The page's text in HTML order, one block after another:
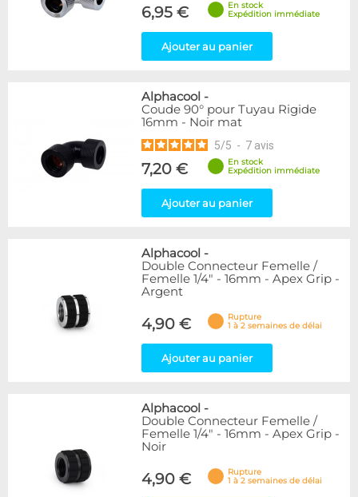
6,95 €
En stock
Expédition immédiate
Ajouter au panier
Alphacool -
Coude 90° pour Tuyau Rigide
16mm - Noir mat
5/5 - 7 avis
7,20 €
En stock
Expédition immédiate
Ajouter au panier
Alphacool -
Double Connecteur Femelle /
Femelle 1/4" - 16mm - Apex Grip -
Argent
4,90 €
Rupture
1 à 2 semaines de délai
Ajouter au panier
Alphacool -
Double Connecteur Femelle /
Femelle 1/4" - 16mm - Apex Grip -
Noir
4,90 €
Rupture
1 à 2 semaines de délai